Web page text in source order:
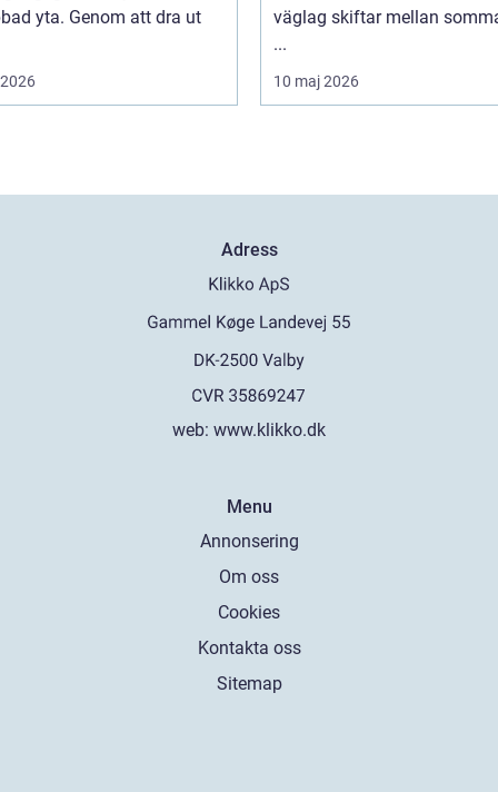
yta. Genom att dra ut
väglag skiftar mellan
...
10 maj 2026
Adress
web: www.klikko.dk
Menu
Annonsering
Om oss
Cookies
Kontakta oss
Sitemap